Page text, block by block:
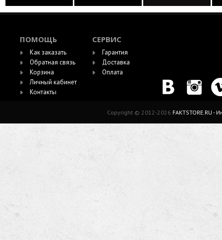
ПОМОЩЬ
Как заказать
Обратная связь
Корзина
Личный кабинет
Контакты
СЕРВИС
Гарантия
Доставка
Оплата
Copyright © 2012-2026 FAKTSTORE.RU